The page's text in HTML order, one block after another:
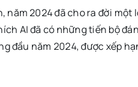
2024 đã cho ra đời
AI đã có những tiến bộ
đầu năm 2024, được xếp